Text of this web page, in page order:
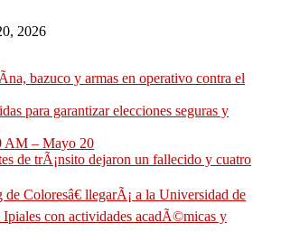
2026
bazuco y armas en operativo contra el
para garantizar elecciones seguras y
AM – Mayo 20
de trÃ¡nsito dejaron un fallecido y cuatro
Coloresâ€ llegarÃ¡ a la Universidad de
con actividades acadÃ©micas y